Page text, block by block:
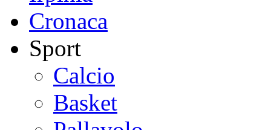
Cronaca
Sport
Calcio
Basket